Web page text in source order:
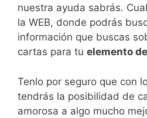
nuestra ayuda sabrás.
la WEB, donde podrás
información que buscas
cartas para tu elemento
Tenlo por seguro que con
tendrás la posibilidad de
amorosa a algo mucho